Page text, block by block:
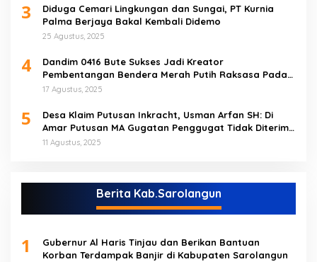
3
Diduga Cemari Lingkungan dan Sungai, PT Kurnia
Palma Berjaya Bakal Kembali Didemo
25 Agustus, 2025
4
Dandim 0416 Bute Sukses Jadi Kreator
Pembentangan Bendera Merah Putih Raksasa Pada
Peringatan HUT RI ke 80 di Tebo
17 Agustus, 2025
5
Desa Klaim Putusan Inkracht, Usman Arfan SH: Di
Amar Putusan MA Gugatan Penggugat Tidak Diterima
(NO)
11 Agustus, 2025
Berita Kab.Sarolangun
1
Gubernur Al Haris Tinjau dan Berikan Bantuan
Korban Terdampak Banjir di Kabupaten Sarolangun